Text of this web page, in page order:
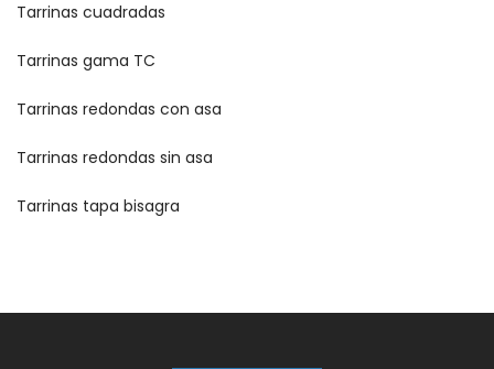
Tarrinas cuadradas
Tarrinas gama TC
Tarrinas redondas con asa
Tarrinas redondas sin asa
Tarrinas tapa bisagra